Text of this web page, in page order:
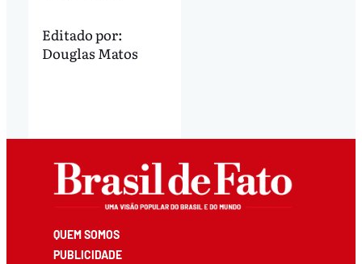
Editado por:
Douglas Matos
QUEM SOMOS
PUBLICIDADE